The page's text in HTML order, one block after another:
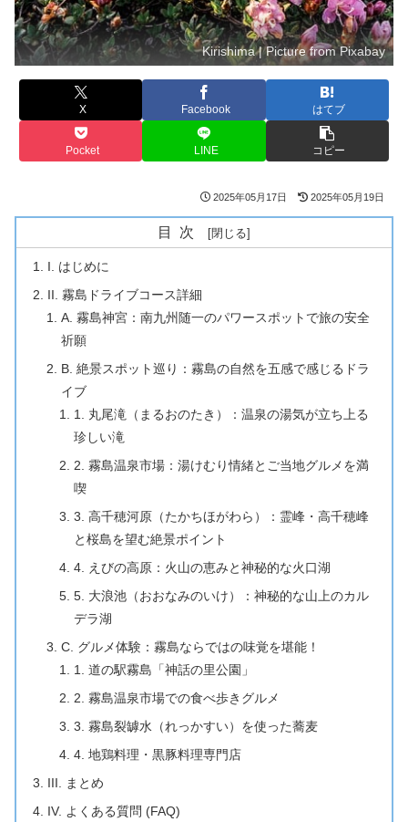
Kirishima | Picture from Pixabay
X Facebook はてブ
Pocket LINE コピー
2025年05月17日 2025年05月19日
目次
I. はじめに
II. 霧島ドライブコース詳細
A. 霧島神宮：南九州随一のパワースポットで旅の安全
祈願
B. 絶景スポット巡り：霧島の自然を五感で感じるドラ
イブ
1. 丸尾滝（まるおのたき）：温泉の湯気が立ち上る
珍しい滝
2. 霧島温泉市場：湯けむり情緒とご当地グルメを満
喫
3. 高千穂河原（たかちほがわら）：霊峰・高千穂峰
と桜島を望む絶景ポイント
4. えびの高原：火山の恵みと神秘的な火口湖
5. 大浪池（おおなみのいけ）：神秘的な山上のカル
デラ湖
C. グルメ体験：霧島ならではの味覚を堪能！
1. 道の駅霧島「神話の里公園」
2. 霧島温泉市場での食べ歩きグルメ
3. 霧島裂罅水（れっかすい）を使った蕎麦
4. 地鶏料理・黒豚料理専門店
III. まとめ
IV. よくある質問 (FAQ)